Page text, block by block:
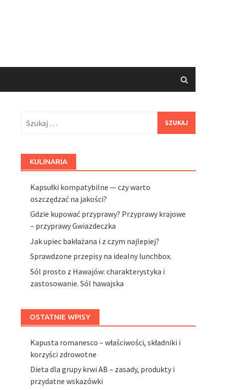
KULINARIA
Kapsułki kompatybilne — czy warto
oszczędzać na jakości?
Gdzie kupować przyprawy? Przyprawy krajowe
– przyprawy Gwiazdeczka
Jak upiec bakłażana i z czym najlepiej?
Sprawdzone przepisy na idealny lunchbox.
Sól prosto z Hawajów: charakterystyka i
zastosowanie. Sól hawajska
OSTATNIE WPISY
Kapusta romanesco – właściwości, składniki i
korzyści zdrowotne
Dieta dla grupy krwi AB – zasady, produkty i
przydatne wskazówki